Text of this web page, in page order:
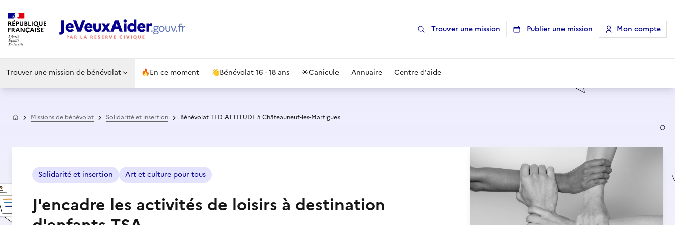
Trouver une mission Publier une mission Mon compte
Trouver une mission de bénévolat 🔥En ce moment 👋Bénévolat 16 - 18 ans ☀️Canicule Annuaire Centre d'aide
AccueilMissions de bénévolat Solidarité et insertion Bénévolat TED ATTITUDE à Châteauneuf-les-Martigues
Solidarité et insertion Art et culture pour tous
J'encadre les activités de loisirs à destination